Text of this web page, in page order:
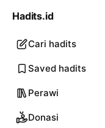
Hadits.id
Cari hadits
Saved hadits
Perawi
Donasi